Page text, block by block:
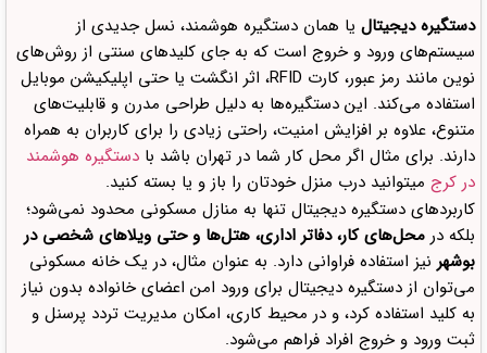
دستگیره دیجیتال یا همان دستگیره هوشمند، نسل جدیدی از
سیستم‌های ورود و خروج است که به جای کلیدهای سنتی از روش‌های
نوین مانند رمز عبور، کارت RFID، اثر انگشت یا حتی اپلیکیشن موبایل
استفاده می‌کند. این دستگیره‌ها به دلیل طراحی مدرن و قابلیت‌های
متنوع، علاوه بر افزایش امنیت، راحتی زیادی را برای کاربران به همراه
دارند. برای مثال اگر محل کار شما در تهران باشد با دستگیره هوشمند
در کرج میتوانید درب منزل خودتان را باز و یا بسته کنید.
کاربردهای دستگیره دیجیتال تنها به منازل مسکونی محدود نمی‌شود؛
بلکه در محل‌های کار، دفاتر اداری، هتل‌ها و حتی ویلاهای شخصی در
بوشهر نیز استفاده فراوانی دارد. به عنوان مثال، در یک خانه مسکونی
می‌توان از دستگیره دیجیتال برای ورود امن اعضای خانواده بدون نیاز
به کلید استفاده کرد، و در محیط کاری، امکان مدیریت تردد پرسنل و
ثبت ورود و خروج افراد فراهم می‌شود.